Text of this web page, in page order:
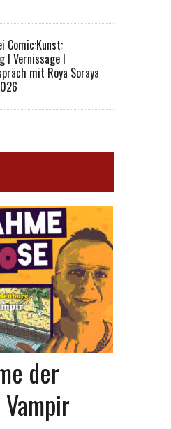
Comic:Kunst:
I Vernissage I
mit Roya Soraya
der